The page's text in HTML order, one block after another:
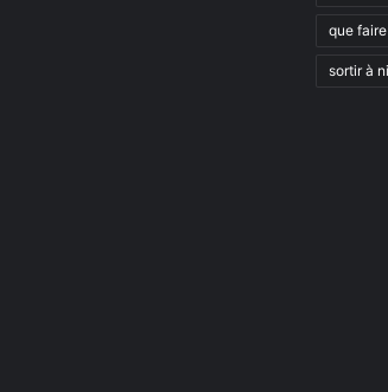
que
sortir à